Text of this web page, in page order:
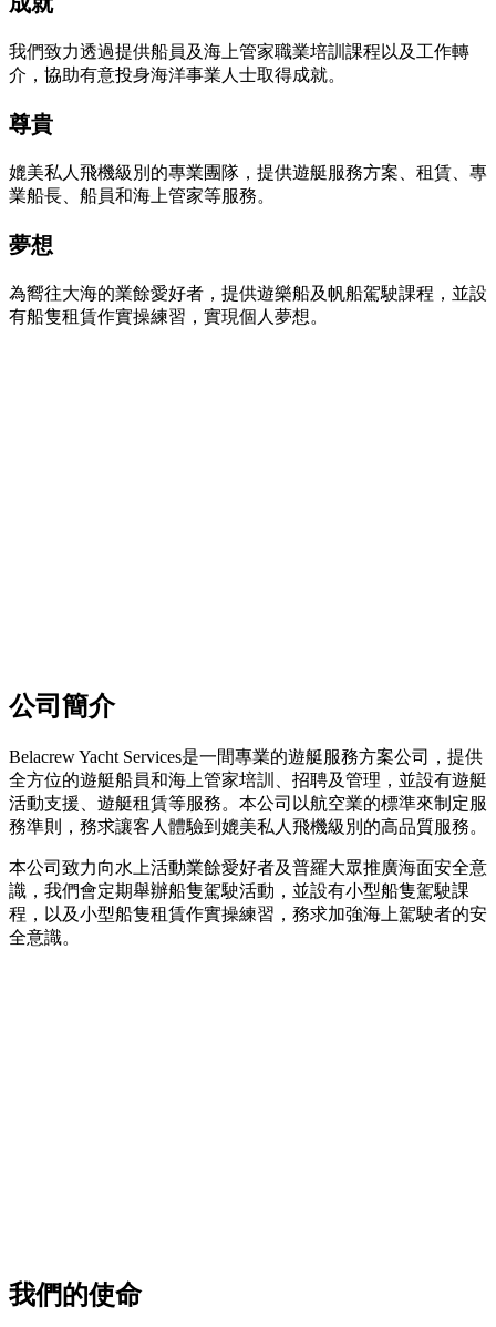
我們致力透過提供船員及海上管家職業培訓課程以及工作轉
介，協助有意投身海洋事業人士取得成就。
尊貴
媲美私人飛機級別的專業團隊，提供遊艇服務方案、租賃、專
業船長、船員和海上管家等服務。
夢想
為嚮往大海的業餘愛好者，提供遊樂船及帆船駕駛課程，並設
有船隻租賃作實操練習，實現個人夢想。
公司簡介
Belacrew Yacht Services是一間專業的遊艇服務方案公司，提供
全方位的遊艇船員和海上管家培訓、招聘及管理，並設有遊艇
活動支援、遊艇租賃等服務。本公司以航空業的標準來制定服
務準則，務求讓客人體驗到媲美私人飛機級別的高品質服務。
本公司致力向水上活動業餘愛好者及普羅大眾推廣海面安全意
識，我們會定期舉辦船隻駕駛活動，並設有小型船隻駕駛課
程，以及小型船隻租賃作實操練習，務求加強海上駕駛者的安
全意識。
我們的使命